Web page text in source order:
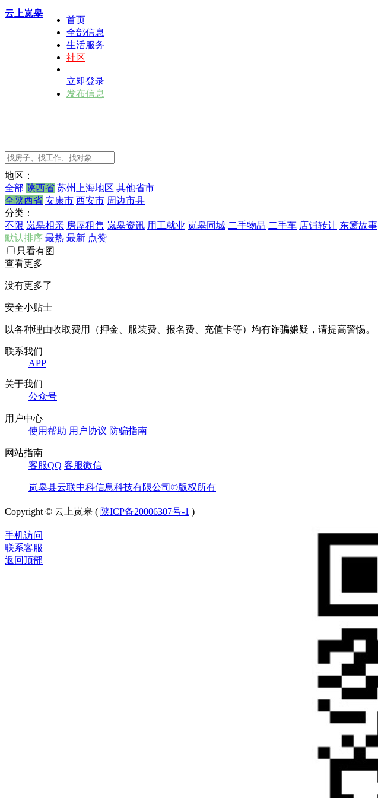
云上岚皋
首页
全部信息
生活服务
社区
立即登录
发布信息
地区：
全部 陕西省 苏州上海地区 其他省市
全陕西省 安康市 西安市 周边市县
分类：
不限 岚皋相亲 房屋租售 岚皋资讯 用工就业 岚皋同城 二手物品 二手车 店铺转让 东篱故事
默认排序 最热 最新 点赞
只看有图
查看更多
没有更多了
安全小贴士
以各种理由收取费用（押金、服装费、报名费、充值卡等）均有诈骗嫌疑，请提高警惕。
联系我们
APP
关于我们
公众号
用户中心
使用帮助 用户协议 防骗指南
网站指南
客服QQ 客服微信
岚皋县云联中科信息科技有限公司©版权所有
Copyright © 云上岚皋 ( 陕ICP备20006307号-1 )
手机访问
联系客服
返回顶部